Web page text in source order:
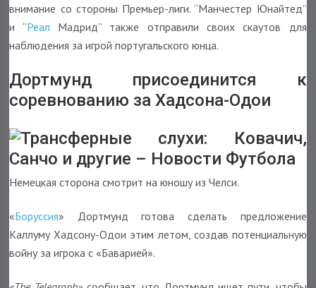
внимание со стороны Премьер-лиги. “Манчестер Юнайтед”
и “Реал Мадрид” также отправили своих скаутов для
наблюдения за игрой португальского юнца.
Дортмунд присоединится к
соревнованию за Хадсона-Одои
Немецкая сторона смотрит на юношу из Челси.
«Боруссия» Дортмунд готова сделать предложение
Каллуму Хадсону-Одои этим летом, создав потенциальную
войну за игрока с «Баварией».